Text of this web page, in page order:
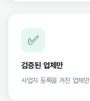
✅
검증된 업체만
사업자 등록을 거친 업체